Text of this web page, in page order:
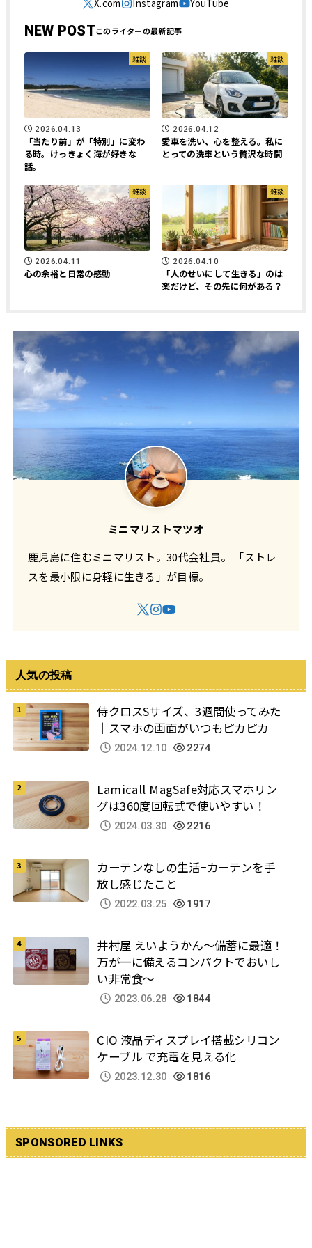
NEW POST
雑談
2026.04.13
「当たり前」が「特別」に変わ
る時。けっきょく海が好きな
話。
雑談
2026.04.12
愛車を洗い、心を整える。私に
とっての洗車という贅沢な時間
雑談
2026.04.11
心の余裕と日常の感動
雑談
2026.04.10
「人のせいにして生きる」のは
楽だけど、その先に何がある？
ミニマリストマツオ
鹿児島に住むミニマリスト。30代会社員。 「ストレ
スを最小限に身軽に生きる」が目標。
人気の投稿
侍クロスSサイズ、3週間使ってみた
｜スマホの画面がいつもピカピカ
2024.12.10 2274
Lamicall MagSafe対応スマホリン
グは360度回転式で使いやすい！
2024.03.30 2216
カーテンなしの生活−カーテンを手
放し感じたこと
2022.03.25 1917
井村屋 えいようかん～備蓄に最適！
万が一に備えるコンパクトでおいし
い非常食～
2023.06.28 1844
CIO 液晶ディスプレイ搭載シリコン
ケーブル で充電を見える化
2023.12.30 1816
SPONSORED LINKS